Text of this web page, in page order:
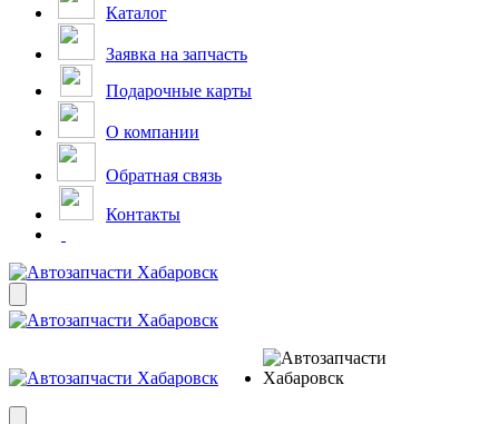
Каталог
Заявка на запчасть
Подарочные карты
О компании
Обратная связь
Контакты